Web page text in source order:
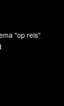
"op reis"